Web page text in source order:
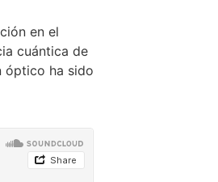
en el
cuántica de
óptico ha sido